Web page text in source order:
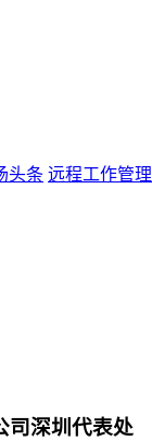
头条 远程工作管理
司深圳代表处